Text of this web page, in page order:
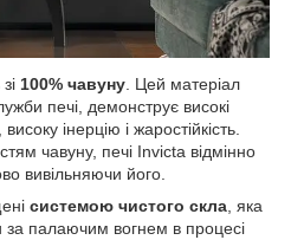
100% чавуну. Цей матеріал
печі, демонструє високі
інерцію і жаростійкість.
чавуну, печі Invicta відмінно
вивільняючи його.
системою чистого скла, яка
за палаючим вогнем в процесі